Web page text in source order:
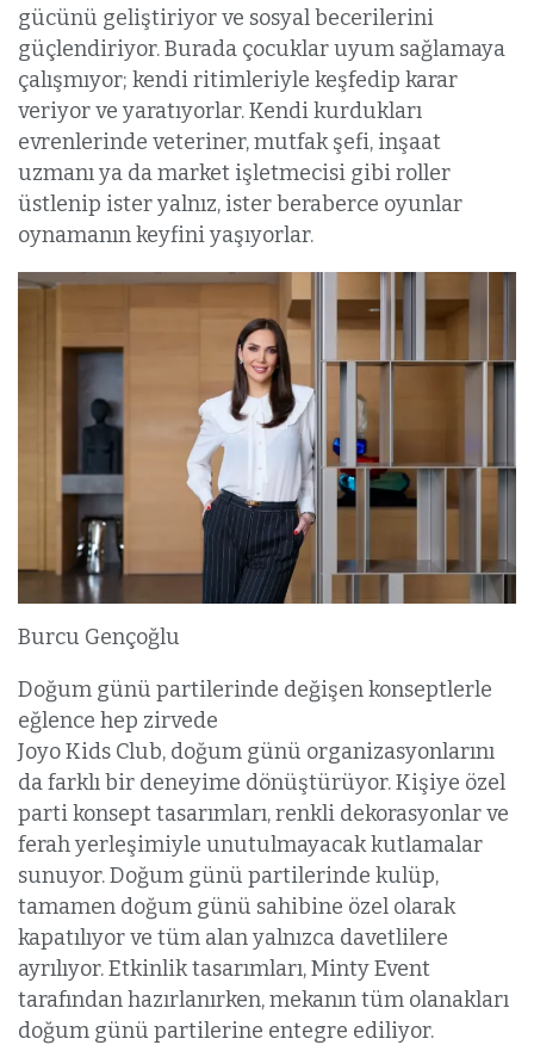
gücünü geliştiriyor ve sosyal becerilerini
güçlendiriyor. Burada çocuklar uyum sağlamaya
çalışmıyor; kendi ritimleriyle keşfedip karar
veriyor ve yaratıyorlar. Kendi kurdukları
evrenlerinde veteriner, mutfak şefi, inşaat
uzmanı ya da market işletmecisi gibi roller
üstlenip ister yalnız, ister beraberce oyunlar
oynamanın keyfini yaşıyorlar.
Burcu Gençoğlu
Doğum günü partilerinde değişen konseptlerle
eğlence hep zirvede
Joyo Kids Club, doğum günü organizasyonlarını
da farklı bir deneyime dönüştürüyor. Kişiye özel
parti konsept tasarımları, renkli dekorasyonlar ve
ferah yerleşimiyle unutulmayacak kutlamalar
sunuyor. Doğum günü partilerinde kulüp,
tamamen doğum günü sahibine özel olarak
kapatılıyor ve tüm alan yalnızca davetlilere
ayrılıyor. Etkinlik tasarımları, Minty Event
tarafından hazırlanırken, mekanın tüm olanakları
doğum günü partilerine entegre ediliyor.